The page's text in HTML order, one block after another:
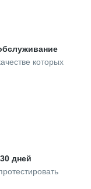
которых
дней